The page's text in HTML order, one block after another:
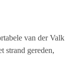
van der Valk
strand gereden,